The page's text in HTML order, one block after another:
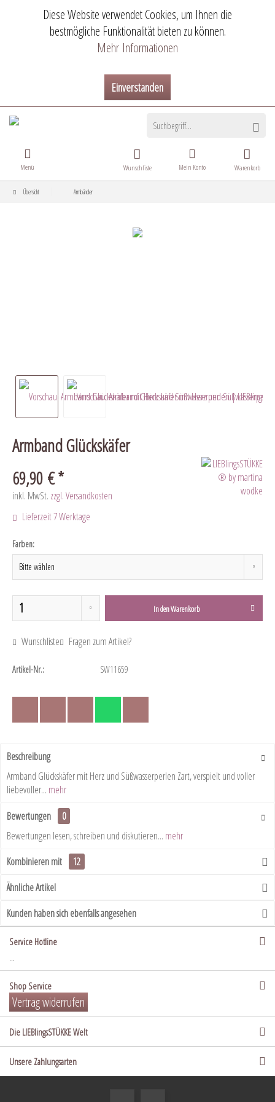
Diese Website verwendet Cookies, um Ihnen die
bestmögliche Funktionalität bieten zu können.
Mehr Informationen
Einverstanden
Warenkorb
Wunschliste Mein Konto
Menü
Übersicht Armbänder
Armband Glückskäfer
69,90 € *
inkl. MwSt. zzgl. Versandkosten
Lieferzeit 7 Werktage
Farben:
In denWarenkorb
Wunschliste Fragen zum Artikel?
Artikel-Nr.: SW11659
Beschreibung
Armband Glückskäfer mit Herz und Süßwasserperlen Zart, verspielt und voller
liebevoller... mehr
Bewertungen
0
Bewertungen lesen, schreiben und diskutieren... mehr
Kombinieren mit
12
Ähnliche Artikel
Kunden haben sich ebenfalls angesehen
Service Hotline
...
Shop Service
Vertrag widerrufen
Die LIEBlingsSTÜKKE Welt
Unsere Zahlungsarten